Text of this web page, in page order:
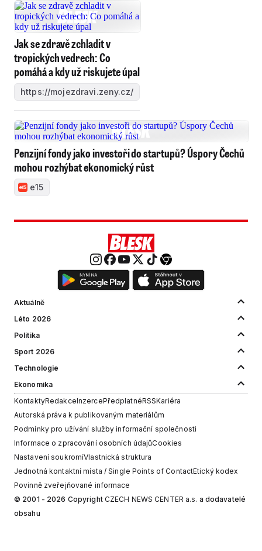
Jak se zdravě zchladit v
tropických vedrech: Co
pomáhá a kdy už riskujete úpal
https://mojezdravi.zeny.cz/
Penzijní fondy jako investoři do startupů? Úspory Čechů
mohou rozhýbat ekonomický růst
e15
Aktuálně
Léto 2026
Politika
Sport 2026
Technologie
Ekonomika
KontaktyRedakceInzercePředplatnéRSSKariéra
Autorská práva k publikovaným materiálům
Podmínky pro užívání služby informační společnosti
Informace o zpracování osobních údajůCookies
Nastavení soukromíVlastnická struktura
Jednotná kontaktní místa / Single Points of ContactEtický kodex
Povinně zveřejňované informace
© 2001 - 2026 Copyright CZECH NEWS CENTER a.s. a dodavatelé
obsahu